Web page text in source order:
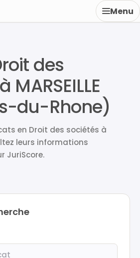
Menu
des
MARSEILLE
du-Rhone)
en Droit des sociétés à
leurs informations
JuriScore.